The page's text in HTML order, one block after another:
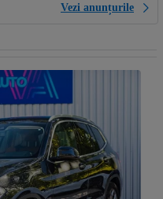
Vezi anunțurile